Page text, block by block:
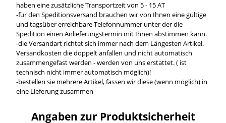
haben eine zusätzliche Transportzeit von 5 - 15 AT
-für den Speditionsversand brauchen wir von Ihnen eine gültige
und tagsüber erreichbare Telefonnummer unter der die
Spedition einen Anlieferungstermin mit Ihnen abstimmen kann.
-die Versandart richtet sich immer nach dem Längesten Artikel.
Versandkosten die doppelt anfallen und nicht automatisch
zusammengefast werden - werden von uns erstattet. ( ist
technisch nicht immer automatisch möglich)!
-bestellen sie mehrere Artikel, fassen wir diese (wenn möglich) in
eine Lieferung zusammen
Angaben zur Produktsicherheit